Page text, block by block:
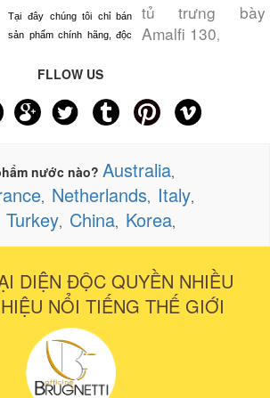
Tại đây chúng tôi chỉ bán
sản phẩm chính hãng, độc
tủ trưng bày
Amalfi 130,
FLLOW US
nước nào? Australia,
, Netherlands, Italy,
Turkey, China, Korea,
DIỆN ĐỘC QUYỀN NHIỀU
NỔI TIẾNG THẾ GIỚI